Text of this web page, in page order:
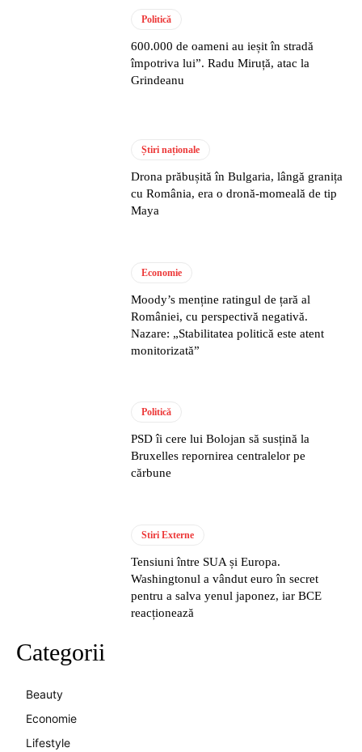
Politică
600.000 de oameni au ieșit în stradă
împotriva lui”. Radu Miruță, atac la
Grindeanu
Știri naționale
Drona prăbușită în Bulgaria, lângă granița
cu România, era o dronă-momeală de tip
Maya
Economie
Moody’s menține ratingul de țară al
României, cu perspectivă negativă.
Nazare: „Stabilitatea politică este atent
monitorizată”
Politică
PSD îi cere lui Bolojan să susțină la
Bruxelles repornirea centralelor pe
cărbune
Stiri Externe
Tensiuni între SUA și Europa.
Washingtonul a vândut euro în secret
pentru a salva yenul japonez, iar BCE
reacționează
Categorii
Beauty
Economie
Lifestyle